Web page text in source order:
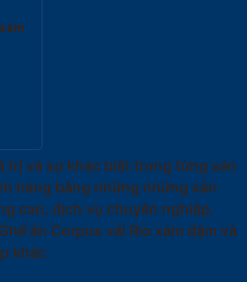
trị và sự khác biệt trong từng sản
hàng bằng những những sản
cao, dịch vụ chuyên nghiệp.
ăn Corpus vải Rio xám đậm và
khác